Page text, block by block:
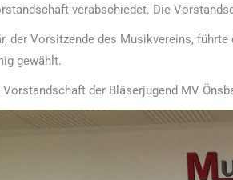
verabschiedet. Die
der Vorsitzende des Musikvereins,
gewählt.
Vorstandschaft der Bläserjugend MV